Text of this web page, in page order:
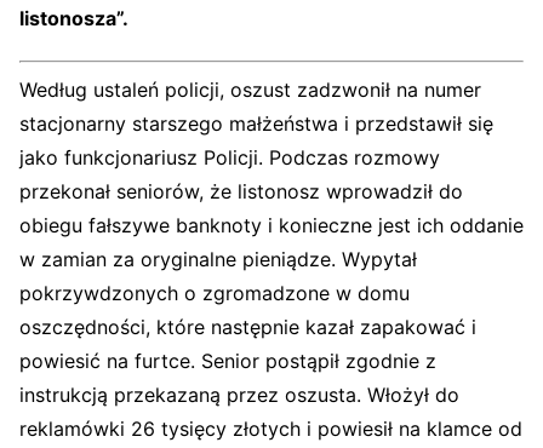
listonosza”.
Według ustaleń policji, oszust zadzwonił na numer
stacjonarny starszego małżeństwa i przedstawił się
jako funkcjonariusz Policji. Podczas rozmowy
przekonał seniorów, że listonosz wprowadził do
obiegu fałszywe banknoty i konieczne jest ich oddanie
w zamian za oryginalne pieniądze. Wypytał
pokrzywdzonych o zgromadzone w domu
oszczędności, które następnie kazał zapakować i
powiesić na furtce. Senior postąpił zgodnie z
instrukcją przekazaną przez oszusta. Włożył do
reklamówki 26 tysięcy złotych i powiesił na klamce od